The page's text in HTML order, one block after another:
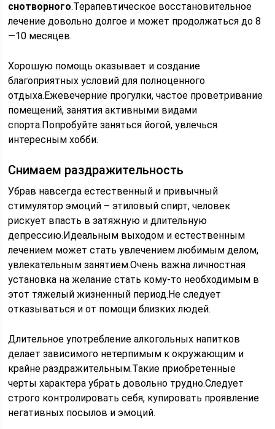
снотворного.Терапевтическое восстановительное
лечение довольно долгое и может продолжаться до 8
—10 месяцев.
Хорошую помощь оказывает и создание
благоприятных условий для полноценного
отдыха.Ежевечерние прогулки, частое проветривание
помещений, занятия активными видами
спорта.Попробуйте заняться йогой, увлечься
интересным хобби.
Снимаем раздражительность
Убрав навсегда естественный и привычный
стимулятор эмоций – этиловый спирт, человек
рискует впасть в затяжную и длительную
депрессию.Идеальным выходом и естественным
лечением может стать увлечением любимым делом,
увлекательным занятием.Очень важна личностная
установка на желание стать кому-то необходимым в
этот тяжелый жизненный период.Не следует
отказываться и от помощи близких людей.
Длительное употребление алкогольных напитков
делает зависимого нетерпимым к окружающим и
крайне раздражительным.Такие приобретенные
черты характера убрать довольно трудно.Следует
строго контролировать себя, купировать проявление
негативных посылов и эмоций.